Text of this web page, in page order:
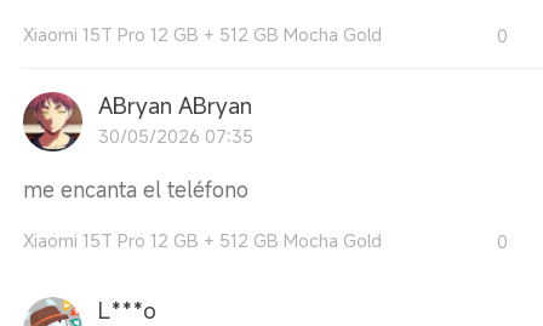
Xiaomi 15T Pro 12 GB + 512 GB Mocha Gold 0
ABryan ABryan
30/05/2026 07:35
me encanta el teléfono
Xiaomi 15T Pro 12 GB + 512 GB Mocha Gold 0
L***o